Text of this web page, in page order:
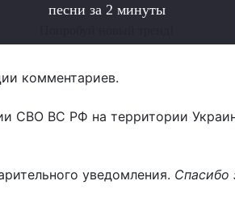
песни за 2 минуты
комментариев.
СВО ВС РФ на территории
уведомления. Спасибо